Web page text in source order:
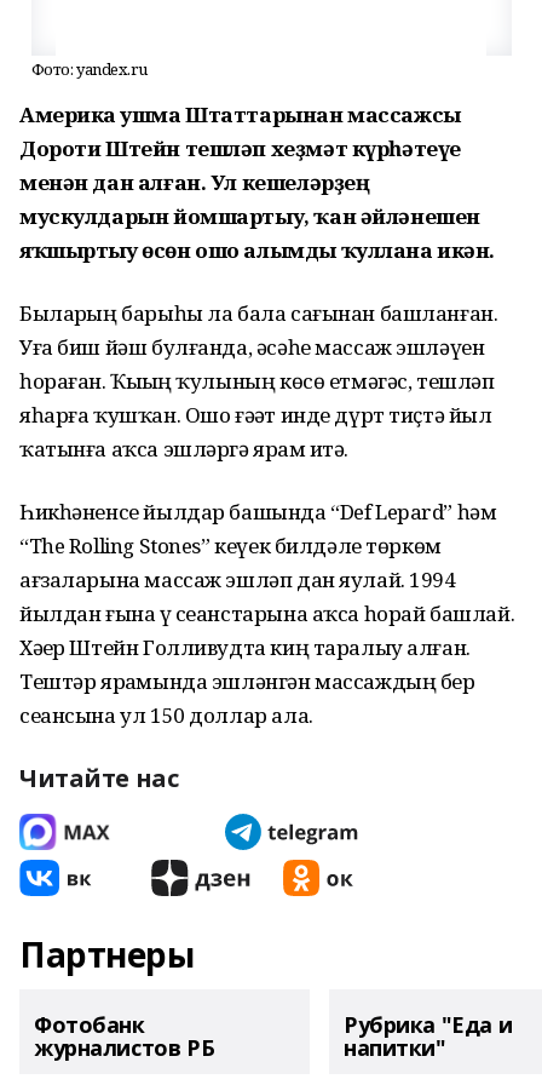
Фото: yandex.ru
Америка Ҡушма Штаттарынан массажсы
Дороти Штейн тешләп хеҙмәт күрһәтеүе
менән дан алған. Ул кешеләрҙең
мускулдарын йомшартыу, ҡан әйләнешен
яҡшыртыу өсөн ошо алымды ҡуллана икән.
Быларҙың барыһы ла бала сағынан башланған.
Уға биш йәш булғанда, әсәһе массаж эшләүен
һораған. Ҡыҙҙың ҡулының көсө етмәгәс, тешләп
яһарға ҡушҡан. Ошо ғәҙәт инде дүрт тиҫтә йыл
ҡатынға аҡса эшләргә ярҙам итә.
Һикһәненсе йылдар башында “Def Lepard” һәм
“The Rolling Stones” кеүек билдәле төркөм
ағзаларына массаж эшләп дан яулай. 1994
йылдан ғына үҙ сеанстарына аҡса һорай башлай.
Хәҙер Штейн Голливудта киң таралыу алған.
Тештәр ярҙамында эшләнгән массаждың бер
сеансына ул 150 доллар ала.
Читайте нас
Партнеры
Фотобанк
журналистов РБ
Рубрика "Еда и
напитки"